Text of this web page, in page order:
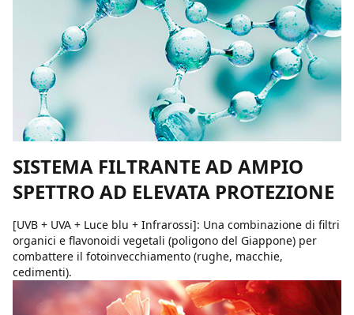
SISTEMA FILTRANTE AD AMPIO
SPETTRO AD ELEVATA PROTEZIONE
[UVB + UVA + Luce blu + Infrarossi]: Una combinazione di filtri
organici e flavonoidi vegetali (poligono del Giappone) per
combattere il fotoinvecchiamento (rughe, macchie,
cedimenti).